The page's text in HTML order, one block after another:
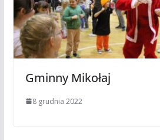
Gminny Mikołaj
8 grudnia 2022